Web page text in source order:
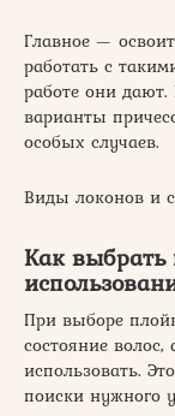
Главное —
работать с
работе они
варианты
особых случаев.
Виды локонов и
Как выбрать
При выборе
состояние
использовать.
поиски нужного